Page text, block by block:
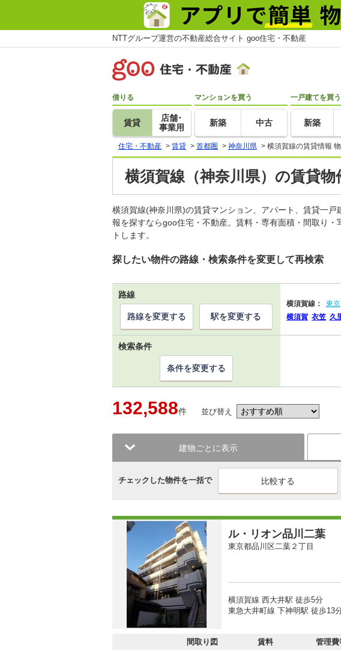
NTTグループ運営の不動産総合サイト goo住宅・不動産
借りる
賃貸
店舗･
事業用
マンションを買う
新築 中古
一戸建てを買う
新築
住宅・不動産 > 賃貸 > 首都圏 > 神奈川県 > 横須賀線の賃貸情報
横須賀線（神奈川県）の賃貸
横須賀線(神奈川県)の賃貸マンション、アパート、賃貸一
報を探すならgoo住宅・不動産。賃料・専有面積・間取り
トします。
探したい物件の路線・検索条件を変更して再検索
路線
横須賀線： 東京
横須賀 衣笠 久
路線を変更する 駅を変更する
検索条件
条件を変更する
132,588件 並び替え
建物ごとに表示
チェックした物件を一括で
ル・リオン品川二葉
東京都品川区二葉２丁目
横須賀線 西大井駅 徒歩5分
東急大井町線 下神明駅 徒歩13
間取り図 賃料 管理費